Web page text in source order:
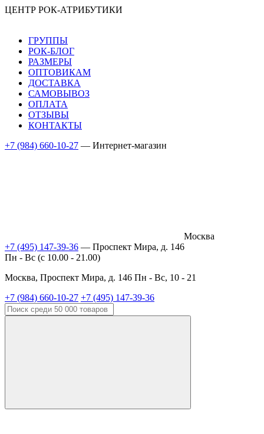
ЦЕНТР РОК-АТРИБУТИКИ
ГРУППЫ
РОК-БЛОГ
РАЗМЕРЫ
ОПТОВИКАМ
ДОСТАВКА
САМОВЫВОЗ
ОПЛАТА
ОТЗЫВЫ
КОНТАКТЫ
+7 (984) 660-10-27 — Интернет-магазин
Москва
+7 (495) 147-39-36 — Проспект Мира, д. 146
Пн - Вс (c 10.00 - 21.00)
Москва, Проспект Мира, д. 146 Пн - Вс, 10 - 21
+7 (984) 660-10-27 +7 (495) 147-39-36